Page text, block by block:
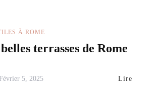
À ROME
terrasses de Rome
Février 5, 2025 Lire